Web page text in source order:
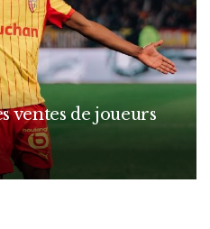
ventes de joueurs